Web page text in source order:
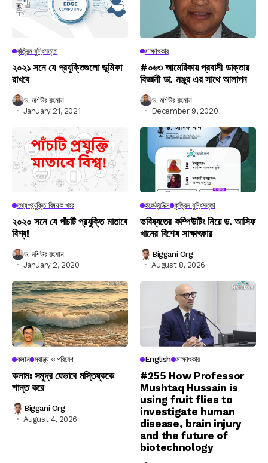
কৃত্রিম বুদ্ধিমত্তা
২০২১ সনে যে প্রযুক্তিগুলো ভূমিকা
রাখবে
ড. মশিউর রহমান
January 21, 2021
সাক্ষাৎকার
#০৬৩ আমেরিকায় প্রবাসী ডাক্তার
বিজ্ঞানী ডা. মঞ্জুর এর সাথে আলাপন
ড. মশিউর রহমান
December 9, 2020
তথ্যপ্রযুক্তি বিষয়ক খবর
২০২০ সনে যে পাঁচটি প্রযুক্তি মাতাবে
বিশ্ব!
ড. মশিউর রহমান
January 2, 2020
ইলেক্ট্রনিক্স কৃত্রিম বুদ্ধিমত্তা
ভবিষ্যতের কম্পিউটিং নিয়ে ড. আসিফ
খানের বিশেষ সাক্ষাৎকার
Biggani Org
August 8, 2026
কলাম স্বাস্থ্য ও পরিবেশ
কলামঃ সমুদ্র যেভাবে মস্তিষ্ককে
শান্ত করে
Biggani Org
August 4, 2026
English সাক্ষাৎকার
#255 How Professor
Mushtaq Hussain is
using fruit flies to
investigate human
disease, brain injury
and the future of
biotechnology